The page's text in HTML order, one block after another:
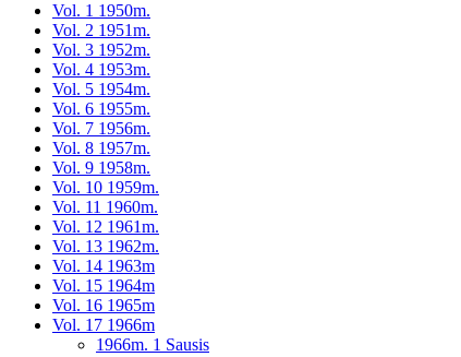
Vol. 1 1950m.
Vol. 2 1951m.
Vol. 3 1952m.
Vol. 4 1953m.
Vol. 5 1954m.
Vol. 6 1955m.
Vol. 7 1956m.
Vol. 8 1957m.
Vol. 9 1958m.
Vol. 10 1959m.
Vol. 11 1960m.
Vol. 12 1961m.
Vol. 13 1962m.
Vol. 14 1963m
Vol. 15 1964m
Vol. 16 1965m
Vol. 17 1966m
1966m. 1 Sausis